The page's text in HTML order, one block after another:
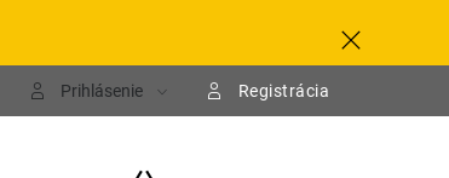
Prihlásenie Registrácia